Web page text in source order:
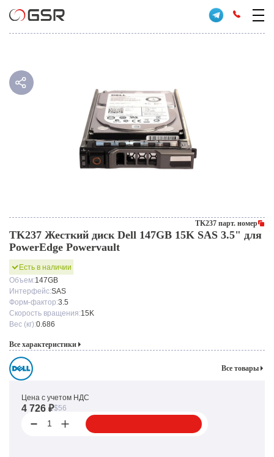
TK237 парт. номер
TK237 Жесткий диск Dell 147GB 15K SAS 3.5" для
PowerEdge Powervault
Есть в наличии
Объем:147GB
Интерфейс:SAS
Форм-фактор:3.5
Скорость вращения:15K
Вес (кг):0.686
Все характеристики
Все товары
Цена с учетом НДС
4 726 ₽$56
1